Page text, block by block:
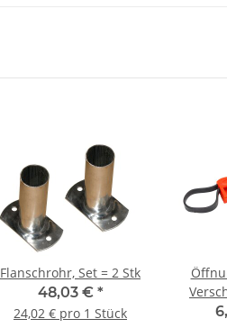
Flanschrohr, Set = 2 Stk
48,03 € *
24,02 € pro 1 Stück